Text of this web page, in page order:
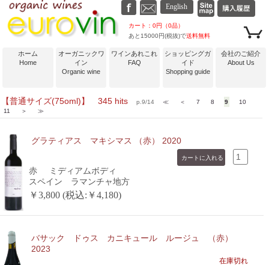
カート：0円（0品）
あと15000円(税抜)で送料無料
ホーム
Home
オーガニックワ
イン
Organic wine
ワインあれこれ
FAQ
ショッピングガ
イド
Shopping guide
会社のご紹介
About Us
【普通サイズ(75oml)】 345 hitsp.9/14 ≪ ＜ 7 8 9
10
11
＞ ≫
グラティアス マキシマス （赤） 2020
赤
ミディアムボディ
スペイン ラマンチャ地方
￥3,800 (税込:￥4,180)
バサック ドゥス カニキュール ルージュ （赤）
2023
在庫切れ